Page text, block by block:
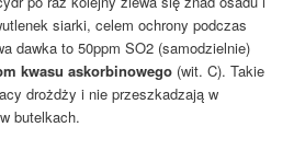
siarki, celem ochrony podczas
dawka to 50ppm SO2 (samodzielnie)
kwasu askorbinowego (wit. C). Takie
drożdży i nie przeszkadzają w
butelkach.